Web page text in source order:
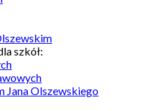
szkół:
Jana Olszewskiego